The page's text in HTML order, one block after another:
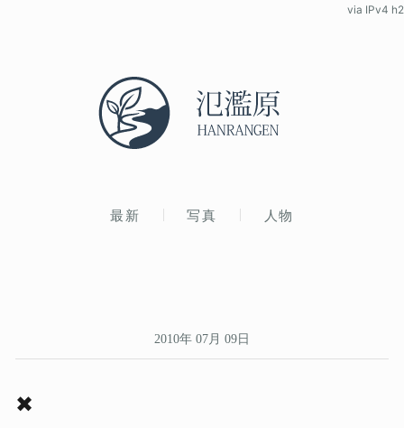
最新 写真 人物
via IPv4 h2
2010年 07月 09日
✖